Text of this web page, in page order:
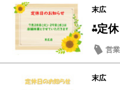
末広
⁂定
営
末広